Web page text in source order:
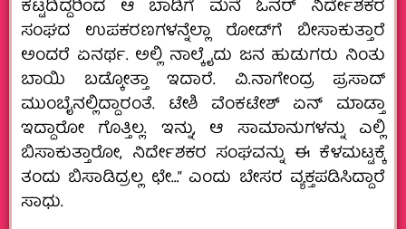
ಕಟ್ಟದಿದ್ದರಿಂದ ಆ ಬಾಡಿಗೆ ಮನೆ ಓನರ್‌ ನಿರ್ದೇಶಕರ
ಸಂಘದ ಉಪಕರಣಗಳನ್ನೆಲ್ಲಾ ರೋಡ್‌ಗೆ ಬೀಸಾಕುತ್ತಾರೆ
ಅಂದರೆ ಏನರ್ಥ. ಅಲ್ಲಿ ನಾಲ್ಕೈದು ಜನ ಹುಡುಗರು ನಿಂತು
ಬಾಯಿ ಬಡ್ಕೋತ್ತಾ ಇದಾರೆ. ವಿ.ನಾಗೇಂದ್ರ ಪ್ರಸಾದ್‌
ಮುಂಬೈನಲ್ಲಿದ್ದಾರಂತೆ. ಟೇಶಿ ವೆಂಕಟೇಶ್‌ ಏನ್‌ ಮಾಡ್ತಾ
ಇದ್ದಾರೋ ಗೊತ್ತಿಲ್ಲ. ಇನ್ನು, ಆ ಸಾಮಾನುಗಳನ್ನು ಎಲ್ಲಿ
ಬಿಸಾಕುತ್ತಾರೋ, ನಿರ್ದೇಶಕರ ಸಂಘವನ್ನು ಈ ಕೆಳಮಟ್ಟಕ್ಕೆ
ತಂದು ಬಿಸಾಡಿದ್ರಲ್ಲ ಛೇ…” ಎಂದು ಬೇಸರ ವ್ಯಕ್ತಪಡಿಸಿದ್ದಾರೆ
ಸಾಧು.